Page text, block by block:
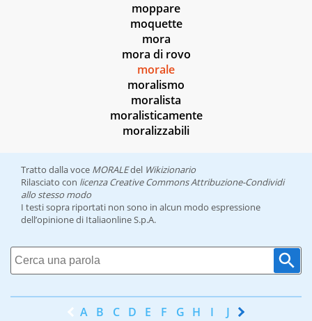
moppare
moquette
mora
mora di rovo
morale
moralismo
moralista
moralisticamente
moralizzabili
Tratto dalla voce MORALEdel Wikizionario
Rilasciato con licenza Creative Commons Attribuzione-Condividi
allo stesso modo
I testi sopra riportati non sono in alcun modo espressione
dell’opinione di Italiaonline S.p.A.
A B C D E F G H I J K